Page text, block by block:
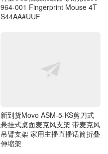
964-001 Fingerprint Mouse 4T
S44AA#UUF
新到货Movo ASM-5-KS剪刀式
悬挂式桌面麦克风支架 带麦克风
吊臂支架 家用主播直播话筒折叠
伸缩架